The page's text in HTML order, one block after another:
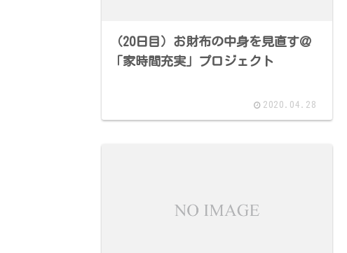
（20日目）お財布の中身を見直す＠
「家時間充実」プロジェクト
2020.04.28